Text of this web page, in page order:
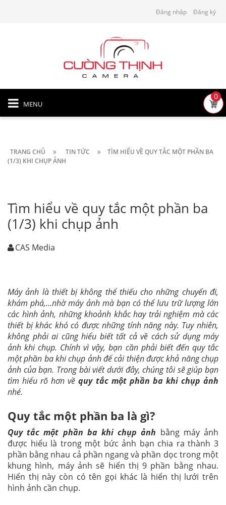
Đăng nhập Đăng ký
MENU
0
TRANG CHỦ TIN TỨC
TÌM HIỂU VỀ QUY TẮC MỘT PHẦN BA
(1/3) KHI CHỤP ẢNH
Tìm hiểu về quy tắc một phần ba
(1/3) khi chụp ảnh
CAS Media
Máy ảnh là thiết bị không thể thiếu cho những chuyến đi,
khám phá,...nhờ máy ảnh mà bạn có thể lưu trữ lượng lớn
các hình ảnh, những khoảnh khắc hay trải nghiệm mà các
thiết bị khác khó có được những tính năng này. Tuy nhiên,
không phải ai cũng hiểu biết tất cả về cách sử dụng máy
ảnh khi chụp. Chính vì vậy, bạn cần phải biết đến quy tắc
một phần ba khi chụp ảnh để cải thiện được khả năng chụp
ảnh của bạn. Trong bài viết dưới đây, chúng tôi sẽ giúp bạn
tìm hiểu rõ hơn vềquy tắc một phần ba khi chụp ảnh
nhé.
Quy tắc một phần ba là gì?
Quy tắc một phần ba khi chụp ảnh bằng máy ảnh
được hiểu là trong một bức ảnh bạn chia ra thành 3
phần bằng nhau cả phần ngang và phần dọc trong một
khung hình, máy ảnh sẽ hiển thị 9 phần bằng nhau.
Hiển thị này còn có tên gọi khác là hiển thị lưới trên
hình ảnh cần chụp.